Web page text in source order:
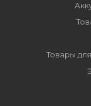
Товары